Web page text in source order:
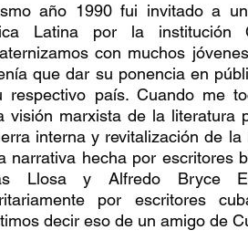
año 1990 fui invitado a
Latina por la
con muchos
que dar su ponencia en
respectivo país. Cuando me
visión marxista de la literatura
interna y revitalización de
narrativa hecha por escritores
Llosa y Alfredo Bryce
por escritores
decir eso de un amigo de